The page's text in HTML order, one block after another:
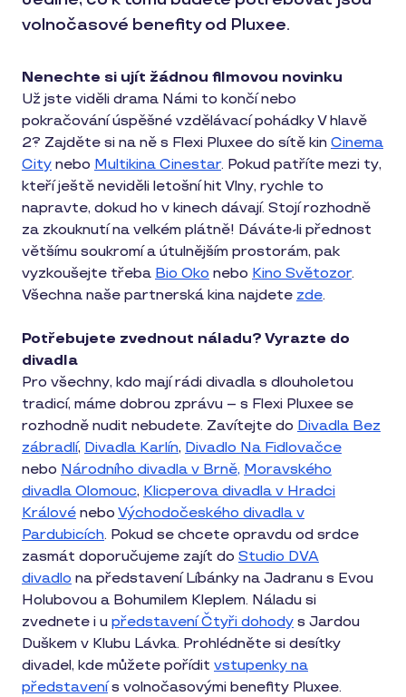
volnočasové benefity od Pluxee.
Nenechte si ujít žádnou filmovou novinku
Už jste viděli drama Námi to končí nebo
pokračování úspěšné vzdělávací pohádky V hlavě
2? Zajděte si na ně s Flexi Pluxee do sítě kin Cinema
City nebo Multikina Cinestar. Pokud patříte mezi ty,
kteří ještě neviděli letošní hit Vlny, rychle to
napravte, dokud ho v kinech dávají. Stojí rozhodně
za zkouknutí na velkém plátně! Dáváte-li přednost
většímu soukromí a útulnějším prostorám, pak
vyzkoušejte třeba Bio Oko nebo Kino Světozor.
Všechna naše partnerská kina najdete zde.
Potřebujete zvednout náladu? Vyrazte do
divadla
Pro všechny, kdo mají rádi divadla s dlouholetou
tradicí, máme dobrou zprávu – s Flexi Pluxee se
rozhodně nudit nebudete. Zavítejte do Divadla Bez
zábradlí, Divadla Karlín, Divadlo Na Fidlovačce
nebo Národního divadla v Brně, Moravského
divadla Olomouc, Klicperova divadla v Hradci
Králové nebo Východočeského divadla v
Pardubicích. Pokud se chcete opravdu od srdce
zasmát doporučujeme zajít do Studio DVA
divadlo na představení Líbánky na Jadranu s Evou
Holubovou a Bohumilem Kleplem. Náladu si
zvednete i u představení Čtyři dohody s Jardou
Duškem v Klubu Lávka. Prohlédněte si desítky
divadel, kde můžete pořídit vstupenky na
představenís volnočasovými benefity Pluxee.